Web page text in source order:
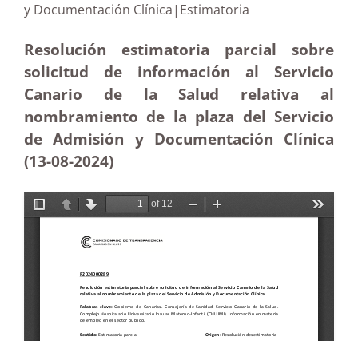
y Documentación Clínica|Estimatoria
Resolución estimatoria parcial sobre
solicitud de información al Servicio
Canario de la Salud relativa al
nombramiento de la plaza del Servicio
de Admisión y Documentación Clínica
(13-08-2024)